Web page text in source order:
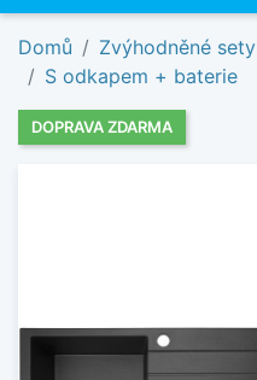
Domů Zvýhodněné sety
S odkapem + baterie
DOPRAVA ZDARMA